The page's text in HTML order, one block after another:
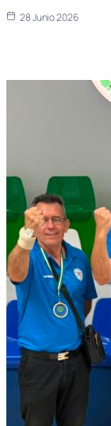
28 Junio 2026